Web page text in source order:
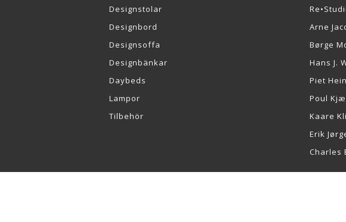
Designstolar
Designbord
Designsoffa
Designbänkar
Daybeds
Lampor
Tilbehör
Arne
Børge
Hans J.
Piet Hein
Poul
Kaare
Erik
Charles